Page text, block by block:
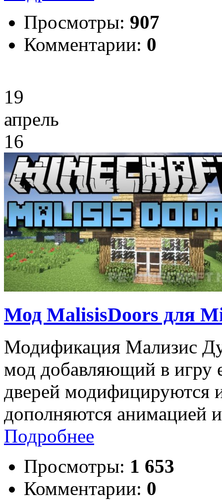
Просмотры: 907
Комментарии: 0
19
апрель
16
Мод MalisisDoors для
Модификация Мализис
мод добавляющий в
дверей модифицируются
дополняются анимацией
Подробнее
Просмотры: 1 653
Комментарии: 0